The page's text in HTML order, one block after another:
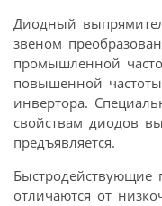
Диодный
звеном
промышленной
повышенной
инвертора.
свойствам диодов
предъявляется.
отличаются от